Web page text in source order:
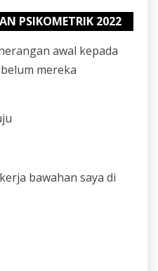
PSIKOMETRIK 2022
awal kepada
mereka
bawahan saya di